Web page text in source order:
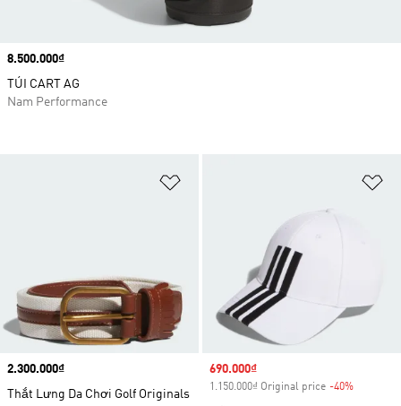
Price
2.300.000₫
Thắt Lưng Da Chơi Golf Originals
Sale price
690.000₫
1.150.000₫ Original price -40%
Price
8.500.000₫
TÚI CART AG
Nam Performance